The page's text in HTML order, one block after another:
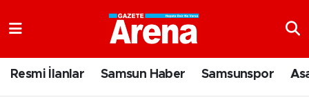
Resmi İlanlar Samsun Haber Samsunspor